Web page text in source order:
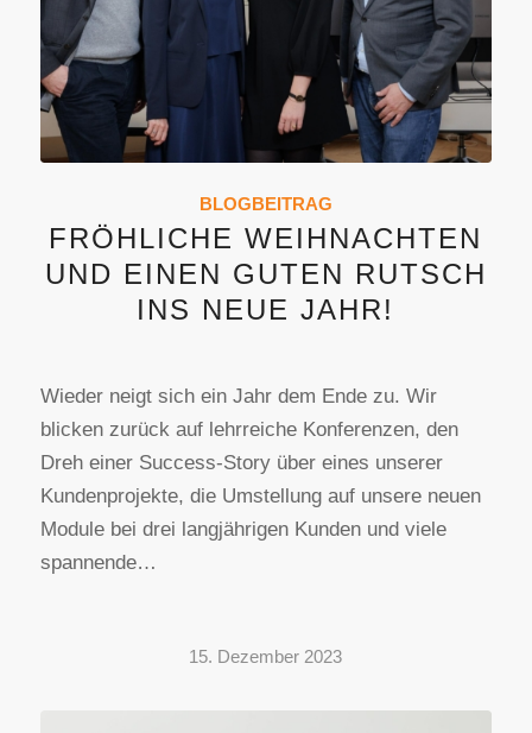
BLOGBEITRAG
FRÖHLICHE WEIHNACHTEN
UND EINEN GUTEN RUTSCH
INS NEUE JAHR!
Wieder neigt sich ein Jahr dem Ende zu. Wir
blicken zurück auf lehrreiche Konferenzen, den
Dreh einer Success-Story über eines unserer
Kundenprojekte, die Umstellung auf unsere neuen
Module bei drei langjährigen Kunden und viele
spannende…
15. Dezember 2023